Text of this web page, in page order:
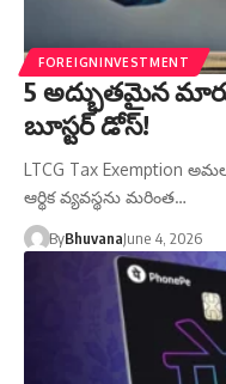
FOREIGNINVESTMENT
5 అద్భుతమైన
బూస్టర్ డోస్!
LTCG Tax Exemption
ఆర్థిక వ్యవస్థను మరింత…
ByBhuvanaJune 4, 2026